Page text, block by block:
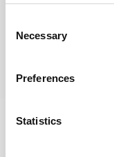
Selection
Necessary
Preferences
Statistics
Comunità
un'intera